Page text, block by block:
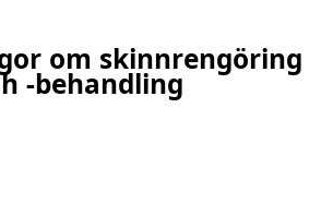
om skinnrengöring
-behandling